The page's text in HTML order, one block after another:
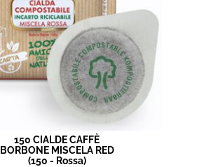
150 CIALDE CAFFÈ
BORBONE MISCELA RED
(150 - Rossa)